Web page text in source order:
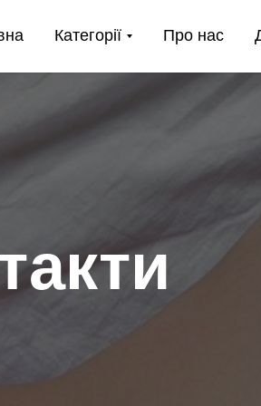
Категорії Про нас